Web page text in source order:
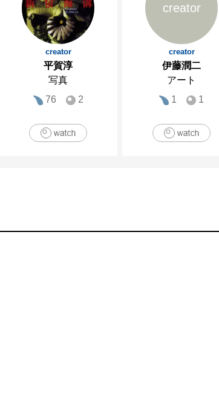
creator
平賀淳
写真
76
2
creator
creator
伊藤潤二
アート
1
1